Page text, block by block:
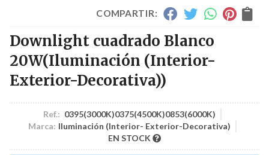
COMPARTIR:
Downlight cuadrado Blanco
20W(Iluminación (Interior-
Exterior-Decorativa))
Ref.: 0395(3000K)0375(4500K)0853(6000K)
Marca: Iluminación (Interior- Exterior-Decorativa)
EN STOCK